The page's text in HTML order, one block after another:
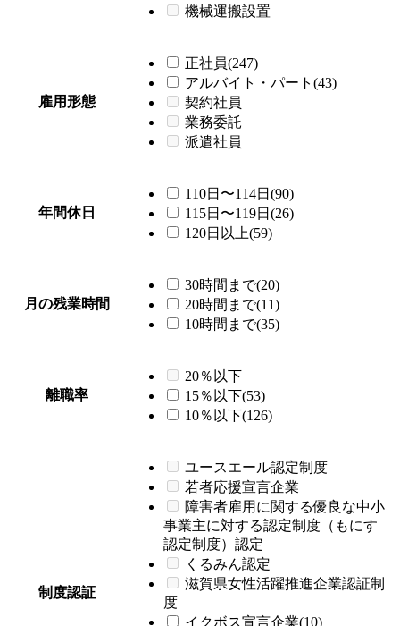
機械運搬設置
雇用形態
正社員(247)
アルバイト・パート(43)
契約社員
業務委託
派遣社員
年間休日
110日〜114日(90)
115日〜119日(26)
120日以上(59)
月の残業時間
30時間まで(20)
20時間まで(11)
10時間まで(35)
離職率
20％以下
15％以下(53)
10％以下(126)
制度認証
ユースエール認定制度
若者応援宣言企業
障害者雇用に関する優良な中小
事業主に対する認定制度（もにす
認定制度）認定
くるみん認定
滋賀県女性活躍推進企業認証制
度
イクボス宣言企業(10)